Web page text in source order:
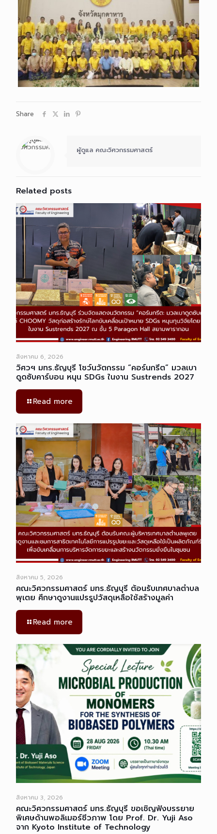
Share
ผู้ดูแล คณะวิศวกรรมศาสตร์
Related posts
สิงหาคม 6, 2026
วิศวฯ มทร.ธัญบุรี โชว์นวัตกรรม “คอร์นกรีต” มวลเบา
ดูดซับคาร์บอน หนุน SDGs ในงาน Sustrends 2027
Read more
สิงหาคม 5, 2026
คณะวิศวกรรมศาสตร์ มทร.ธัญบุรี ต้อนรับเทศบาลตำบล
พุเตย ศึกษาดูงานแปรรูปวัสดุเหลือใช้สร้างมูลค่า
Read more
สิงหาคม 3, 2026
คณะวิศวกรรมศาสตร์ มทร.ธัญบุรี ขอเชิญฟังบรรยาย
พิเศษด้านพอลิเมอร์ชีวภาพ โดย Prof. Dr. Yuji Aso
จาก Kyoto Institute of Technology